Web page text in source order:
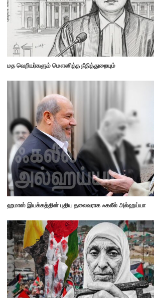
மத வெறியர்களும் மௌனித்த நீதித்துறையும்
ஹமாஸ் இயக்கத்தின் புதிய தலைவராக ஃகலீல் அல்ஹய்யா